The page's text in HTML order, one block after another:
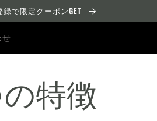
録で限定クーポンGET
せ
の特徴